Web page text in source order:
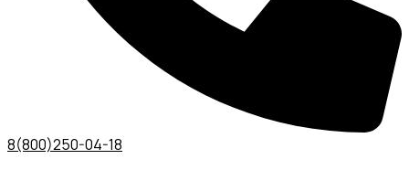
8(800)250-04-18